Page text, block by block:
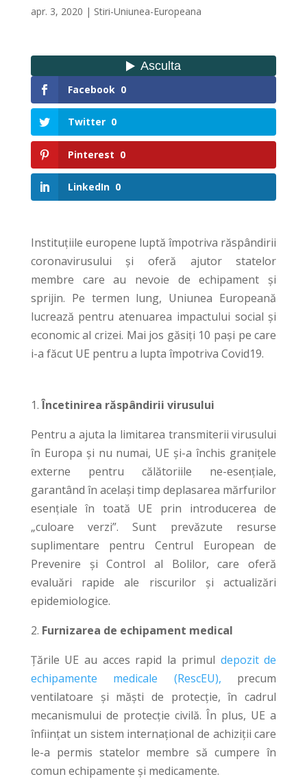
apr. 3, 2020 | Stiri-Uniunea-Europeana
Facebook 0
Twitter 0
Pinterest 0
LinkedIn 0
Instituțiile europene luptă împotriva răspândirii
coronavirusului și oferă ajutor statelor
membre care au nevoie de echipament și
sprijin. Pe termen lung, Uniunea Europeană
lucrează pentru atenuarea impactului social și
economic al crizei. Mai jos găsiți 10 pași pe care
i-a făcut UE pentru a lupta împotriva Covid19.
1.Încetinirea răspândirii virusului
Pentru a ajuta la limitarea transmiterii virusului
în Europa și nu numai, UE și-a închis granițele
externe pentru călătoriile ne-esențiale,
garantând în același timp deplasarea mărfurilor
esențiale în toată UE prin introducerea de
„culoare verzi”. Sunt prevăzute resurse
suplimentare pentru Centrul European de
Prevenire și Control al Bolilor, care oferă
evaluări rapide ale riscurilor și actualizări
epidemiologice.
2. Furnizarea de echipament medical
Țările UE au acces rapid la primul depozit de
echipamente medicale (RescEU), precum
ventilatoare și măști de protecție, în cadrul
mecanismului de protecție civilă. În plus, UE a
înființat un sistem internațional de achiziții care
le-a permis statelor membre să cumpere în
comun echipamente și medicamente.